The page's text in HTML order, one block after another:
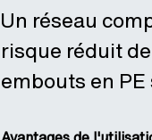
Un réseau
risque réduit
embouts en